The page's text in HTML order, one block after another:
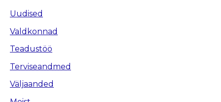
Uudised
Valdkonnad
Teadustöö
Terviseandmed
Väljaanded